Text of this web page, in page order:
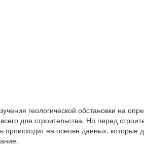
геологической обстановки на
для строительства. Но перед
происходит на основе данных, которые